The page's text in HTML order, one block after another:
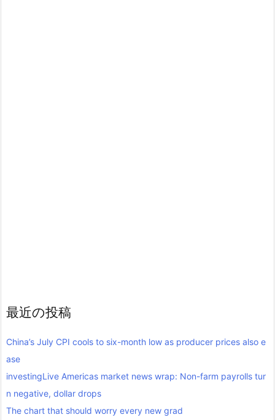
最近の投稿
China’s July CPI cools to six-month low as producer prices also e
ase
investingLive Americas market news wrap: Non-farm payrolls tur
n negative, dollar drops
The chart that should worry every new grad